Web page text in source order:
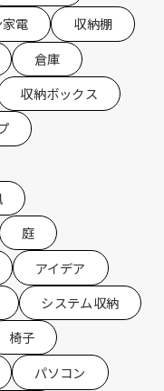
電
収納棚
倉庫
収納ボックス
庭
アイデア
システム収納
椅子
パソコン